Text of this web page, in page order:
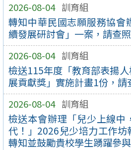
2026-08-04 訓育組
轉知中華民國志願服務協會
續發展研討會」一案，請查照
2026-08-04 訓育組
檢送115年度「教育部表揚
展貢獻獎」實施計畫1份，請
2026-08-04 訓育組
檢送本會辦理「兒少上線中
代！」2026兒少培力工作
轉知並鼓勵貴校學生踴躍參